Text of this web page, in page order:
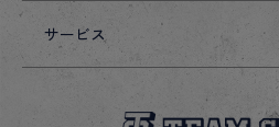
サービス